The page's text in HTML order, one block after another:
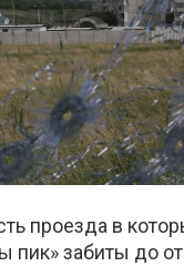
проезда в
пик» забиты